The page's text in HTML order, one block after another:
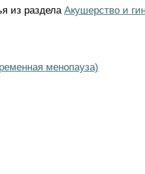
из раздела Акушерство и
менопауза)